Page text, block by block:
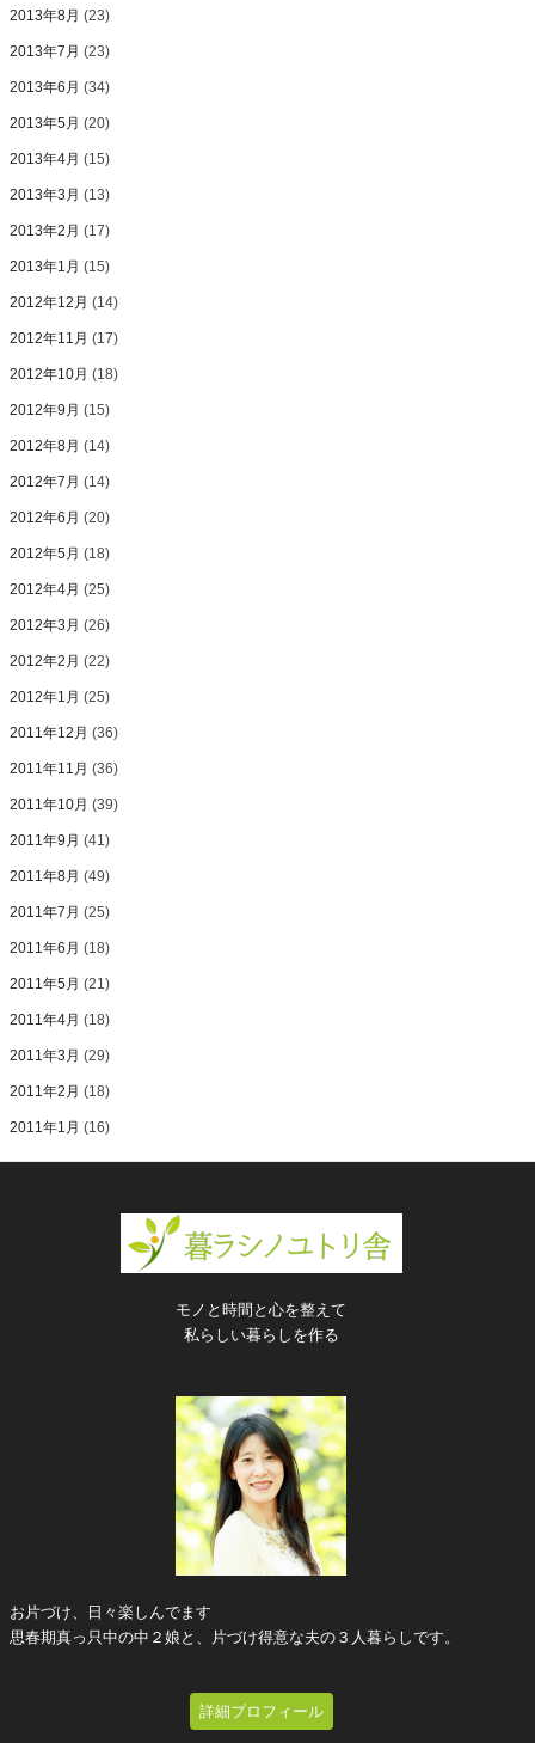
2013年8月 (23)
2013年7月 (23)
2013年6月 (34)
2013年5月 (20)
2013年4月 (15)
2013年3月 (13)
2013年2月 (17)
2013年1月 (15)
2012年12月 (14)
2012年11月 (17)
2012年10月 (18)
2012年9月 (15)
2012年8月 (14)
2012年7月 (14)
2012年6月 (20)
2012年5月 (18)
2012年4月 (25)
2012年3月 (26)
2012年2月 (22)
2012年1月 (25)
2011年12月 (36)
2011年11月 (36)
2011年10月 (39)
2011年9月 (41)
2011年8月 (49)
2011年7月 (25)
2011年6月 (18)
2011年5月 (21)
2011年4月 (18)
2011年3月 (29)
2011年2月 (18)
2011年1月 (16)
モノと時間と心を整えて
私らしい暮らしを作る
お片づけ、日々楽しんでます
思春期真っ只中の中２娘と、片づけ得意な夫の３人暮らしです。
詳細プロフィール